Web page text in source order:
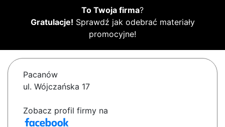
To Twoja firma?
Gratulacje! Sprawdź jak odebrać materiały
promocyjne!
Pacanów
ul. Wójczańska 17
Zobacz profil firmy na